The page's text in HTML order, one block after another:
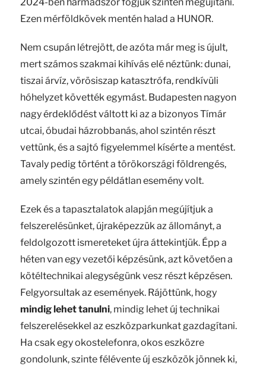
2024-ben harmadszor fogjuk szintén megújítani.
Ezen mérföldkövek mentén halad a HUNOR.
Nem csupán létrejött, de azóta már meg is újult,
mert számos szakmai kihívás elé néztünk: dunai,
tiszai árvíz, vörösiszap katasztrófa, rendkívüli
hóhelyzet követték egymást. Budapesten nagyon
nagy érdeklődést váltott ki az a bizonyos Tímár
utcai, óbudai házrobbanás, ahol szintén részt
vettünk, és a sajtó figyelemmel kísérte a mentést.
Tavaly pedig történt a törökországi földrengés,
amely szintén egy példátlan esemény volt.
Ezek és a tapasztalatok alapján megújítjuk a
felszerelésünket, újraképezzük az állományt, a
feldolgozott ismereteket újra áttekintjük. Épp a
héten van egy vezetői képzésünk, azt követően a
kötéltechnikai alegységünk vesz részt képzésen.
Felgyorsultak az események. Rájöttünk, hogy
mindig lehet tanulni, mindig lehet új technikai
felszerelésekkel az eszközparkunkat gazdagítani.
Ha csak egy okostelefonra, okos eszközre
gondolunk, szinte félévente új eszközök jönnek ki,